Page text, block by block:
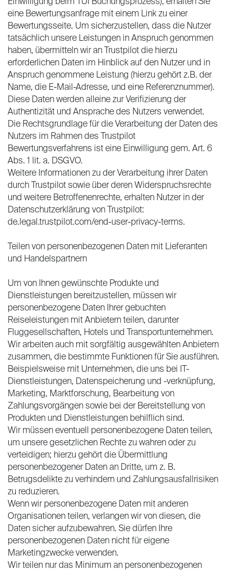
Einwilligung beim TUI Buchungsprozess), erhalten Sie
eine Bewertungsanfrage mit einem Link zu einer
Bewertungsseite. Um sicherzustellen, dass die Nutzer
tatsächlich unsere Leistungen in Anspruch genommen
haben, übermitteln wir an Trustpilot die hierzu
erforderlichen Daten im Hinblick auf den Nutzer und in
Anspruch genommene Leistung (hierzu gehört z.B. der
Name, die E-Mail-Adresse, und eine Referenznummer).
Diese Daten werden alleine zur Verifizierung der
Authentizität und Ansprache des Nutzers verwendet.
Die Rechtsgrundlage für die Verarbeitung der Daten des
Nutzers im Rahmen des Trustpilot
Bewertungsverfahrens ist eine Einwilligung gem. Art. 6
Abs. 1 lit. a. DSGVO.
Weitere Informationen zu der Verarbeitung ihrer Daten
durch Trustpilot sowie über deren Widerspruchsrechte
und weitere Betroffenenrechte, erhalten Nutzer in der
Datenschutzerklärung von Trustpilot:
de.legal.trustpilot.com/end-user-privacy-terms.
Teilen von personenbezogenen Daten mit Lieferanten
und Handelspartnern
Um von Ihnen gewünschte Produkte und
Dienstleistungen bereitzustellen, müssen wir
personenbezogene Daten Ihrer gebuchten
Reiseleistungen mit Anbietern teilen, darunter
Fluggesellschaften, Hotels und Transportunternehmen.
Wir arbeiten auch mit sorgfältig ausgewählten Anbietern
zusammen, die bestimmte Funktionen für Sie ausführen.
Beispielsweise mit Unternehmen, die uns bei IT-
Dienstleistungen, Datenspeicherung und -verknüpfung,
Marketing, Marktforschung, Bearbeitung von
Zahlungsvorgängen sowie bei der Bereitstellung von
Produkten und Dienstleistungen behilflich sind.
Wir müssen eventuell personenbezogene Daten teilen,
um unsere gesetzlichen Rechte zu wahren oder zu
verteidigen; hierzu gehört die Übermittlung
personenbezogener Daten an Dritte, um z. B.
Betrugsdelikte zu verhindern und Zahlungsausfallrisiken
zu reduzieren.
Wenn wir personenbezogene Daten mit anderen
Organisationen teilen, verlangen wir von diesen, die
Daten sicher aufzubewahren. Sie dürfen Ihre
personenbezogenen Daten nicht für eigene
Marketingzwecke verwenden.
Wir teilen nur das Minimum an personenbezogenen